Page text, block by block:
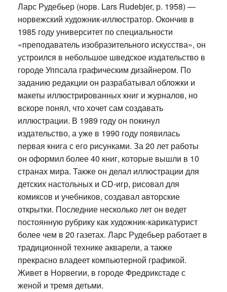
Ларс Рудебьер (норв. Lars Rudebjer, р. 1958) —
норвежский художник-иллюстратор. Окончив в
1985 году университет по специальности
«преподаватель изобразительного искусства», он
устроился в небольшое шведское издательство в
городе Уппсала графическим дизайнером. По
заданию редакции он разрабатывал обложки и
макеты иллюстрированных книг и журналов, но
вскоре понял, что хочет сам создавать
иллюстрации. В 1989 году он покинул
издательство, а уже в 1990 году появилась
первая книга с его рисунками. За 20 лет работы
он оформил более 40 книг, которые вышли в 10
странах мира. Также он делал иллюстрации для
детских настольных и CD-игр, рисовал для
комиксов и учебников, создавал авторские
открытки. Последние несколько лет он ведет
постоянную рубрику как художник-карикатурист
более чем в 20 газетах. Ларс Рудебьер работает в
традиционной технике акварели, а также
прекрасно владеет компьютерной графикой.
Живет в Норвегии, в городе Фредрикстаде с
женой и тремя детьми.